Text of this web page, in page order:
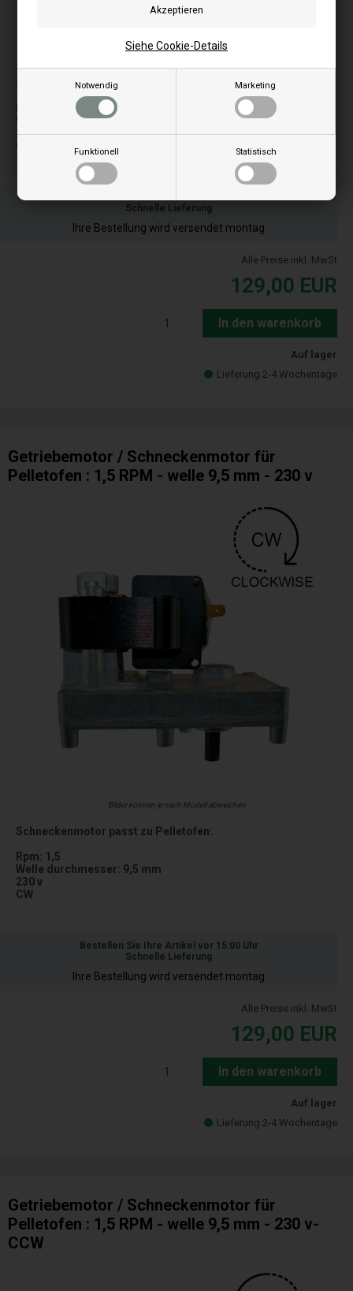
Notwendig Marketing
Funktionell Statistisch
Siehe Cookie-Details
Schneckenmotor passt zu Pelletofen:
Welle durchmesser: 9,5 mm
230 v
CCW
Schnelle Lieferung
Ihre Bestellung wird versendet montag
Alle Preise inkl. MwSt
129,00 EUR
In den warenkorb
Auf lager
Lieferung 2-4 Wochentage
Getriebemotor / Schneckenmotor für
Pelletofen : 1,5 RPM - welle 9,5 mm - 230 v
Bilder können je nach Modell abweichen
Schneckenmotor passt zu Pelletofen:
Rpm: 1,5
Welle durchmesser: 9,5 mm
230 v
CW
Bestellen Sie Ihre Artikel vor 15:00 Uhr
Schnelle Lieferung
Ihre Bestellung wird versendet montag
Alle Preise inkl. MwSt
129,00 EUR
In den warenkorb
Auf lager
Lieferung 2-4 Wochentage
Getriebemotor / Schneckenmotor für
Pelletofen : 1,5 RPM - welle 9,5 mm - 230 v-
CCW